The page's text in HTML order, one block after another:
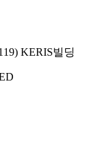
KERIS빌딩